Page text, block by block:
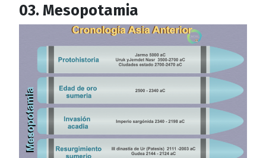
03. Mesopotamia